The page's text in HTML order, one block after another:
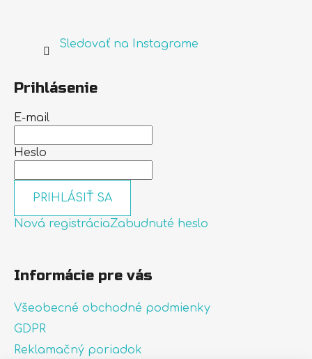
Sledovať na Instagrame
Prihlásenie
E-mail
Heslo
PRIHLÁSIŤ SA
Nová registráciaZabudnuté heslo
Informácie pre vás
Všeobecné obchodné podmienky
GDPR
Reklamačný poriadok